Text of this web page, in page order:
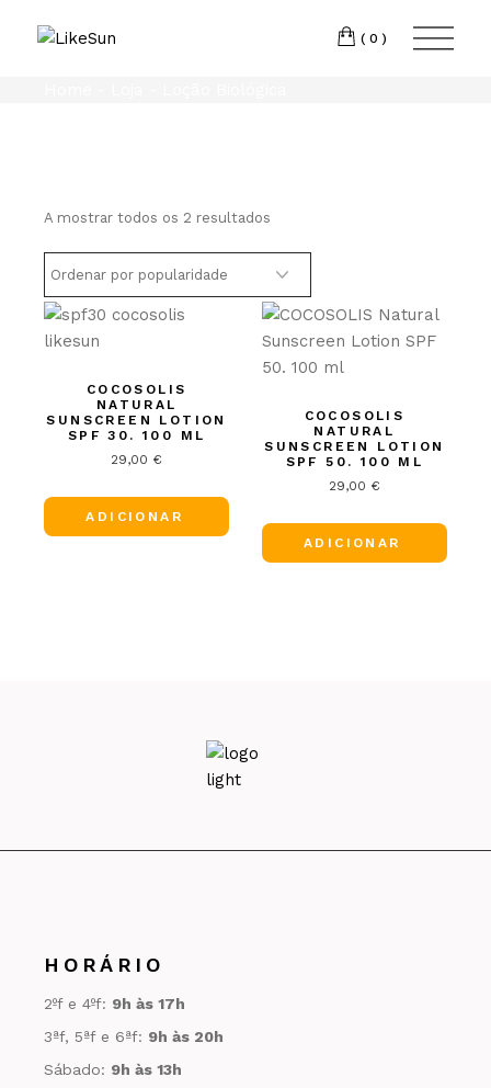
(0)
A mostrar todos os 2 resultados
de
classificação
COCOSOLIS
NATURAL
SUNSCREEN LOTION
SPF 30. 100 ML
29,00 €
ADICIONAR
COCOSOLIS
NATURAL
SUNSCREEN LOTION
SPF 50. 100 ML
29,00 €
ADICIONAR
HORÁRIO
2ºf e 4ºf: 9h às 17h
3ªf, 5ªf e 6ªf: 9h às 20h
Sábado: 9h às 13h
Vedras
LINKEDIN